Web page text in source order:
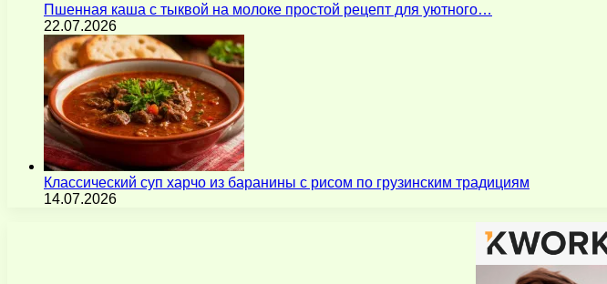
Пшенная каша с тыквой на молоке простой рецепт для уютного…
22.07.2026
Классический суп харчо из баранины с рисом по грузинским традициям
14.07.2026